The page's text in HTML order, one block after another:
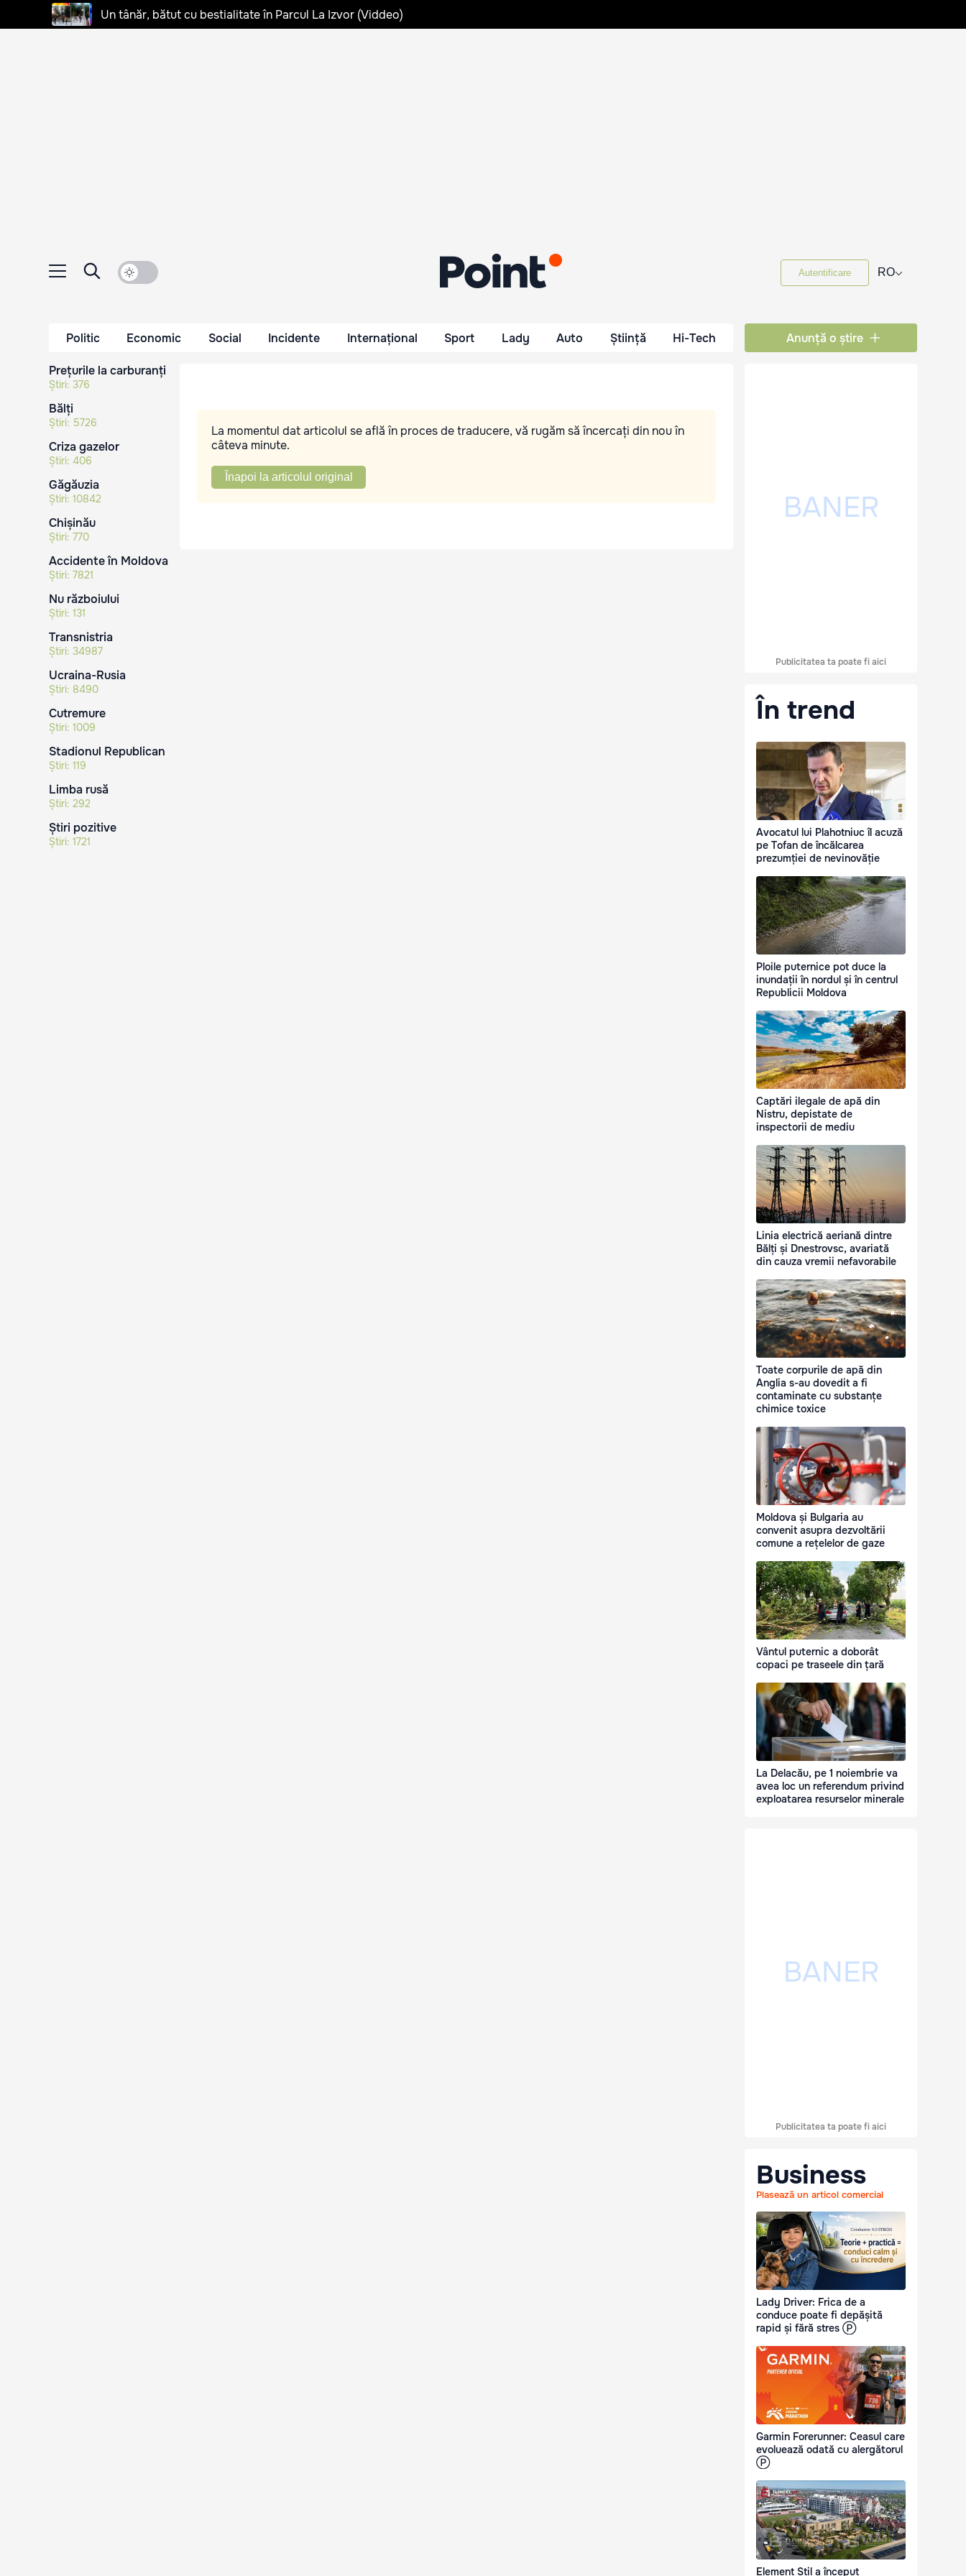
Un tânăr, bătut cu bestialitate în Parcul La Izvor (Viddeo)
Autentificare RO⌵
Politic Economic Social Incidente Internațional Sport Lady Auto Știință Hi-Tech Anunță o știre
Prețurile la carburanți
Știri: 376
Bălți
Știri: 5726
Criza gazelor
Știri: 406
Găgăuzia
Știri: 10842
Chișinău
Știri: 770
Accidente în Moldova
Știri: 7821
Nu războiului
Știri: 131
Transnistria
Știri: 34987
Ucraina-Rusia
Știri: 8490
Cutremure
Știri: 1009
Stadionul Republican
Știri: 119
Limba rusă
Știri: 292
Știri pozitive
Știri: 1721
La momentul dat articolul se află în proces de traducere, vă rugăm să încercați din nou în
câteva minute.
Înapoi la articolul original
Publicitatea ta poate fi aici
În trend
Avocatul lui Plahotniuc îl acuză
pe Tofan de încălcarea
prezumției de nevinovăție
Ploile puternice pot duce la
inundații în nordul și în centrul
Republicii Moldova
Captări ilegale de apă din
Nistru, depistate de
inspectorii de mediu
Linia electrică aeriană dintre
Bălți și Dnestrovsc, avariată
din cauza vremii nefavorabile
Toate corpurile de apă din
Anglia s-au dovedit a fi
contaminate cu substanțe
chimice toxice
Moldova și Bulgaria au
convenit asupra dezvoltării
comune a rețelelor de gaze
Vântul puternic a doborât
copaci pe traseele din țară
La Delacău, pe 1 noiembrie va
avea loc un referendum privind
exploatarea resurselor minerale
Publicitatea ta poate fi aici
Business
Plasează un articol comercial
Lady Driver: Frica de a
conduce poate fi depășită
rapid și fără stres Ⓟ
Garmin Forerunner: Ceasul care
evoluează odată cu alergătorul
Ⓟ
Element Stil a început